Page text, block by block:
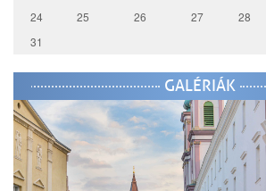
24
25 26 27 28
31
GALÉRIÁK